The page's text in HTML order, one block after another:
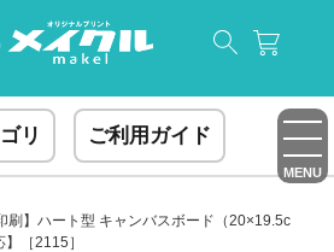
リ ご利用ガイド
MENU
刷】ハート型 キャンバスボード（20×19.5c
［2115］